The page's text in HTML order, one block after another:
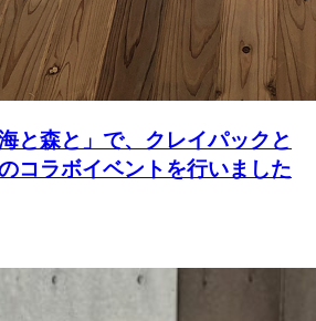
と森と」で、クレイパックと
コラボイベントを行いました